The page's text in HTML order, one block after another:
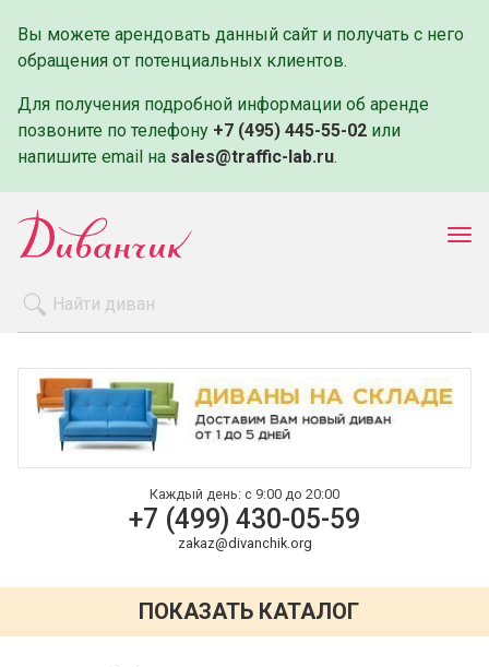
Вы можете арендовать данный сайт и получать с него
обращения от потенциальных клиентов.
Для получения подробной информации об аренде
позвоните по телефону +7 (495) 445-55-02 или
напишите email на sales@traffic-lab.ru.
Оплата и доставка
Контакты
Каждый день: с 9:00 до 20:00
+7 (499) 430-05-59
zakaz@divanchik.org
ПОКАЗАТЬ КАТАЛОГ